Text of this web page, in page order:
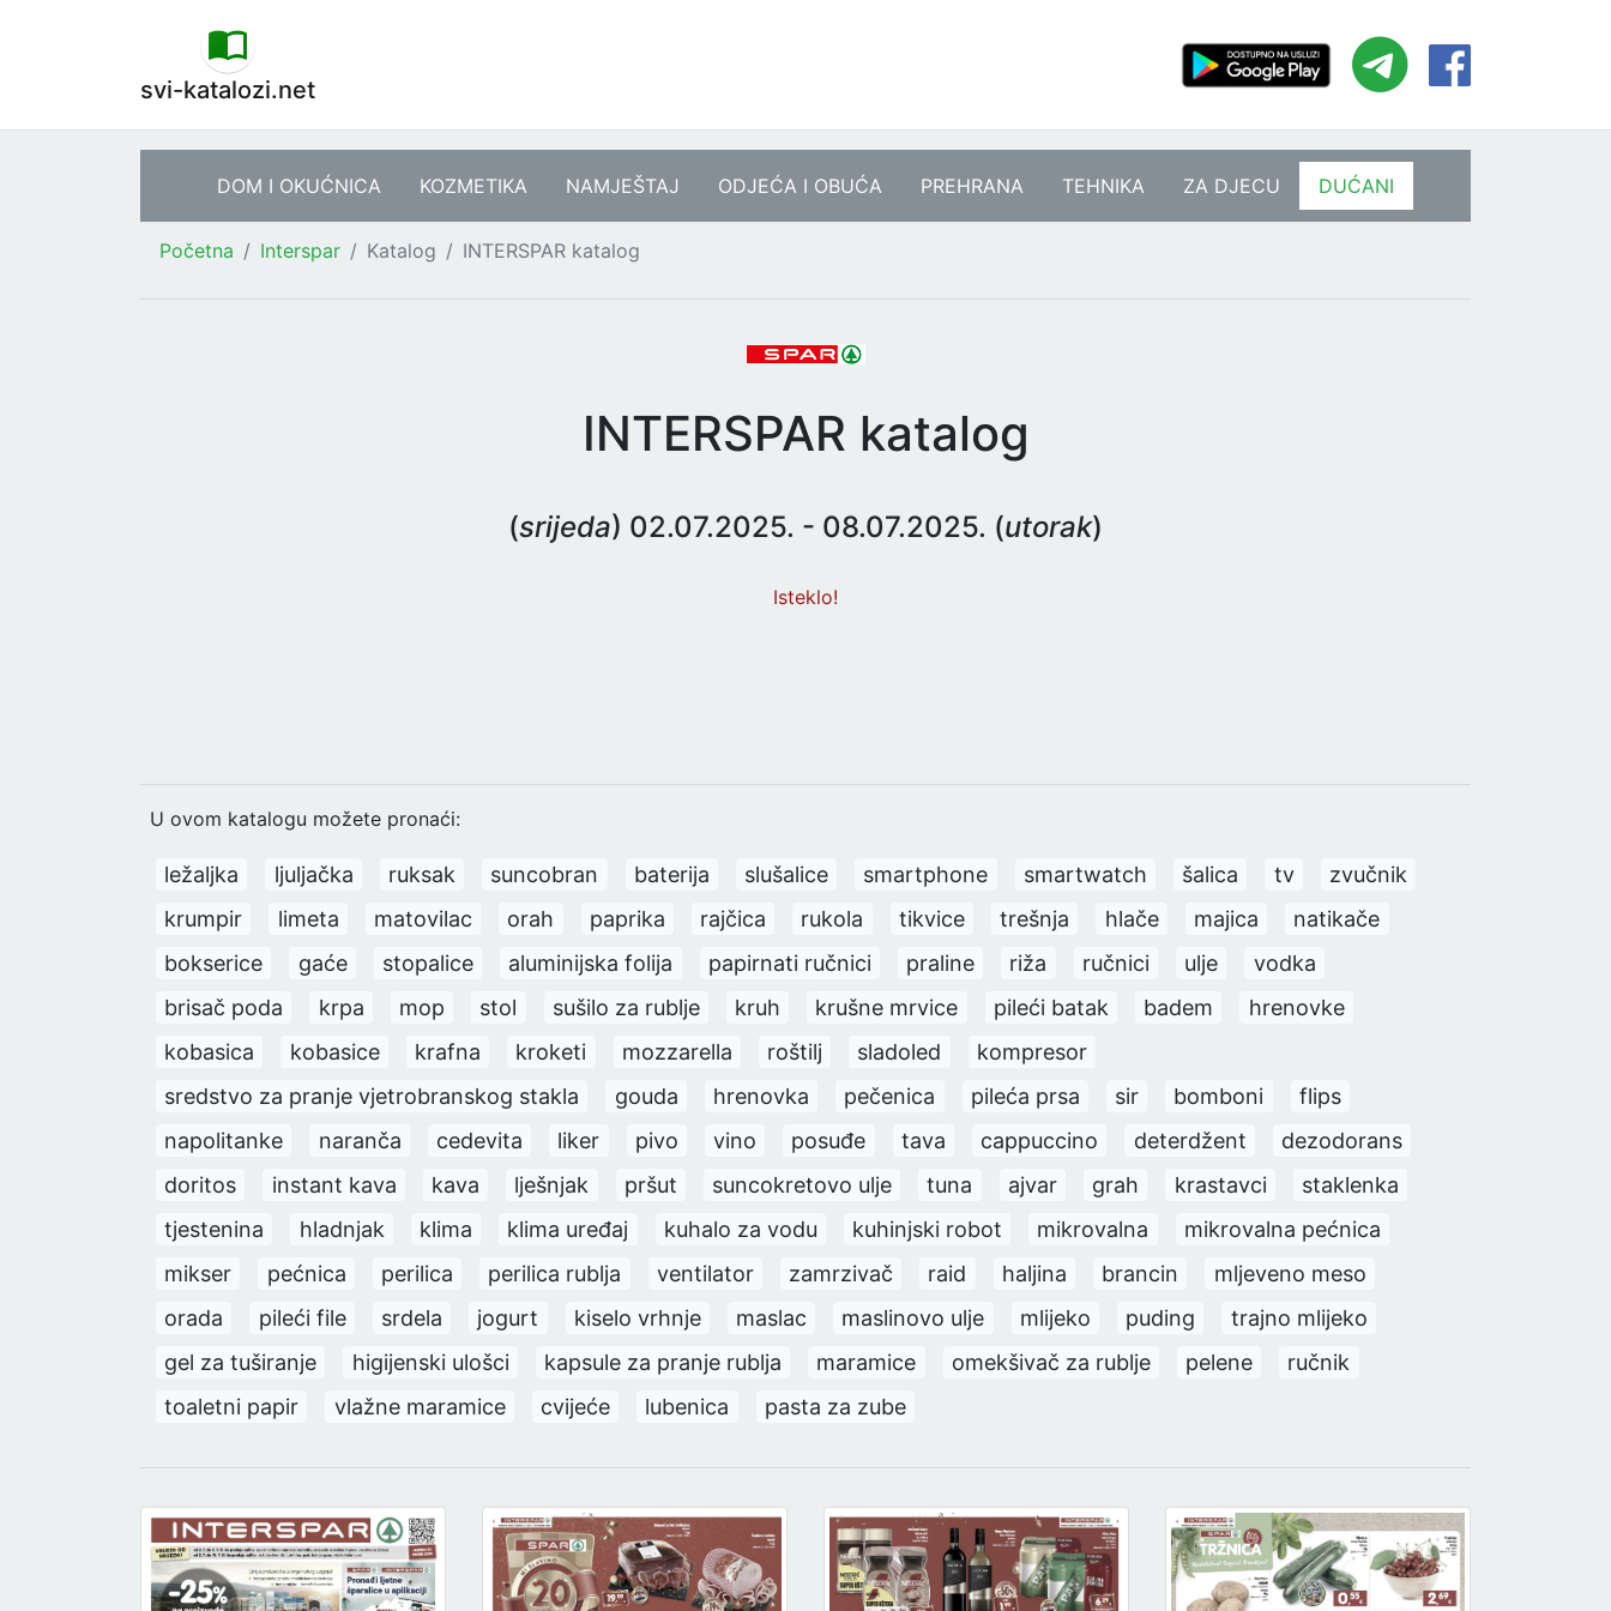
svi-katalozi.net
DOM I OKUĆNICA KOZMETIKA NAMJEŠTAJ ODJEĆA I OBUĆA PREHRANA TEHNIKA ZA DJECU DUĆANI
Početna Interspar Katalog INTERSPAR katalog
INTERSPAR katalog
(srijeda) 02.07.2025. - 08.07.2025. (utorak)
Isteklo!
U ovom katalogu možete pronaći:
ležaljka ljuljačka ruksak suncobran baterija slušalice smartphone smartwatch šalica tv
zvučnik
krumpir
limeta matovilac orah paprika rajčica rukola tikvice trešnja hlače majica
natikače
bokserice
gaće stopalice aluminijska folija papirnati ručnici praline riža ručnici ulje
vodka
brisač poda
krpa mop stol sušilo za rublje kruh krušne mrvice pileći batak badem
hrenovke
kobasica
kobasice krafna kroketi mozzarella roštilj sladoled
kompresor
sredstvo za pranje vjetrobranskog stakla
gouda hrenovka pečenica pileća prsa sir bomboni
flips
napolitanke
naranča cedevita liker pivo vino posuđe tava cappuccino deterdžent
dezodorans
doritos
instant kava kava lješnjak pršut suncokretovo ulje tuna ajvar grah krastavci
staklenka
tjestenina
hladnjak klima klima uređaj kuhalo za vodu kuhinjski robot mikrovalna
mikrovalna pećnica
mikser
pećnica perilica perilica rublja ventilator zamrzivač raid haljina brancin
mljeveno meso
orada
pileći file srdela jogurt kiselo vrhnje maslac maslinovo ulje mlijeko puding
trajno mlijeko
gel za tuširanje
higijenski ulošci kapsule za pranje rublja maramice omekšivač za rublje pelene
ručnik
toaletni papir
vlažne maramice cvijeće lubenica pasta za zube